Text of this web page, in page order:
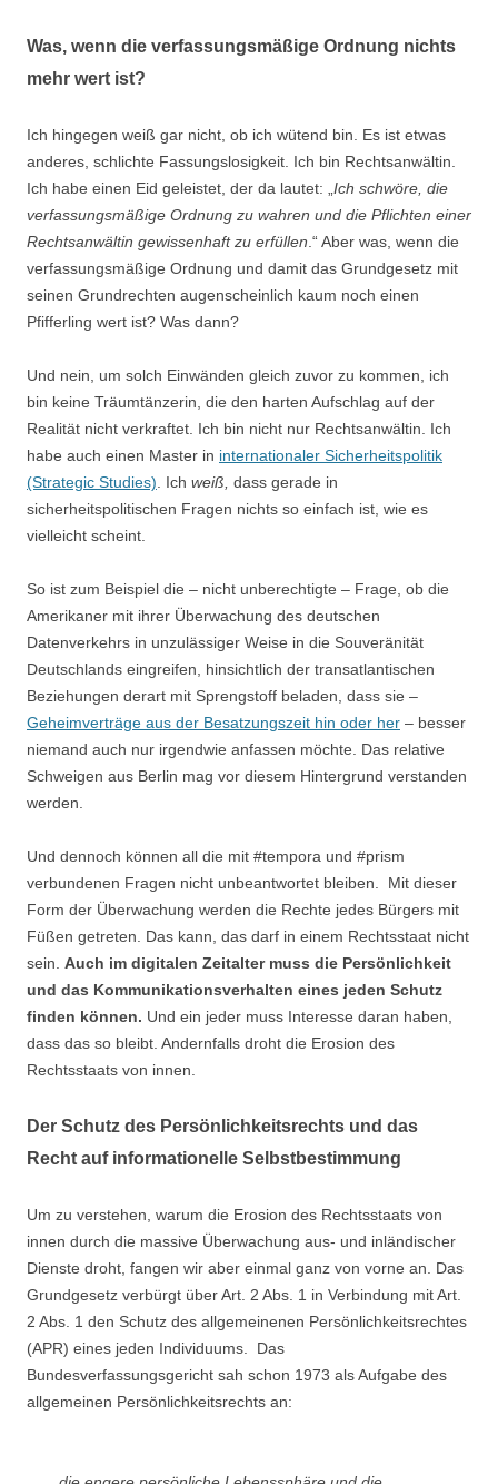
Was, wenn die verfassungsmäßige Ordnung nichts
mehr wert ist?
Ich hingegen weiß gar nicht, ob ich wütend bin. Es ist etwas
anderes, schlichte Fassungslosigkeit. Ich bin Rechtsanwältin.
Ich habe einen Eid geleistet, der da lautet: „ Ich schwöre, die
verfassungsmäßige Ordnung zu wahren und die Pflichten einer
Rechtsanwältin gewissenhaft zu erfüllen .“ Aber was, wenn die
verfassungsmäßige Ordnung und damit das Grundgesetz mit
seinen Grundrechten augenscheinlich kaum noch einen
Pfifferling wert ist? Was dann?
Und nein, um solch Einwänden gleich zuvor zu kommen, ich
bin keine Träumtänzerin, die den harten Aufschlag auf der
Realität nicht verkraftet. Ich bin nicht nur Rechtsanwältin. Ich
habe auch einen Master in internationaler Sicherheitspolitik
(Strategic Studies) . Ich weiß, dass gerade in
sicherheitspolitischen Fragen nichts so einfach ist, wie es
vielleicht scheint.
So ist zum Beispiel die – nicht unberechtigte – Frage, ob die
Amerikaner mit ihrer Überwachung des deutschen
Datenverkehrs in unzulässiger Weise in die Souveränität
Deutschlands eingreifen, hinsichtlich der transatlantischen
Beziehungen derart mit Sprengstoff beladen, dass sie –
Geheimverträge aus der Besatzungszeit hin oder her – besser
niemand auch nur irgendwie anfassen möchte. Das relative
Schweigen aus Berlin mag vor diesem Hintergrund verstanden
werden.
Und dennoch können all die mit #tempora und #prism
verbundenen Fragen nicht unbeantwortet bleiben. Mit dieser
Form der Überwachung werden die Rechte jedes Bürgers mit
Füßen getreten. Das kann, das darf in einem Rechtsstaat nicht
sein. Auch im digitalen Zeitalter muss die Persönlichkeit
und das Kommunikationsverhalten eines jeden Schutz
finden können. Und ein jeder muss Interesse daran haben,
dass das so bleibt. Andernfalls droht die Erosion des
Rechtsstaats von innen.
Der Schutz des Persönlichkeitsrechts und das
Recht auf informationelle Selbstbestimmung
Um zu verstehen, warum die Erosion des Rechtsstaats von
innen durch die massive Überwachung aus- und inländischer
Dienste droht, fangen wir aber einmal ganz von vorne an. Das
Grundgesetz verbürgt über Art. 2 Abs. 1 in Verbindung mit Art.
2 Abs. 1 den Schutz des allgemeinenen Persönlichkeitsrechtes
(APR) eines jeden Individuums. Das
Bundesverfassungsgericht sah schon 1973 als Aufgabe des
allgemeinen Persönlichkeitsrechts an: